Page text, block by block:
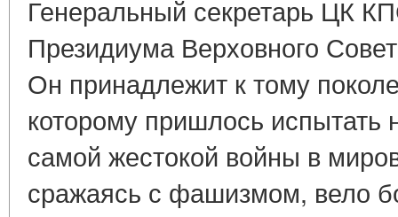
Генеральный секретарь ЦК
Президиума Верховного
Он принадлежит к тому
которому пришлось испытать
самой жестокой войны в
сражаясь с фашизмом, вело